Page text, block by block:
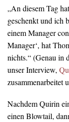
„An diesem Tag
geschenkt und ich
einem Manager
Manager‘, hat
nichts.“ (Genau in
unser Interview,
zusammenarbeitet
Nachdem Quirin
einen Blowtail,